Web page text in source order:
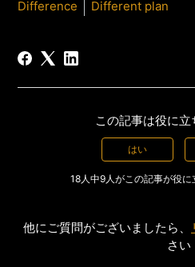
Difference
Different plan
この記事は役に立
はい
18人中9人がこの記事が役
他にご質問がございましたら、
さい